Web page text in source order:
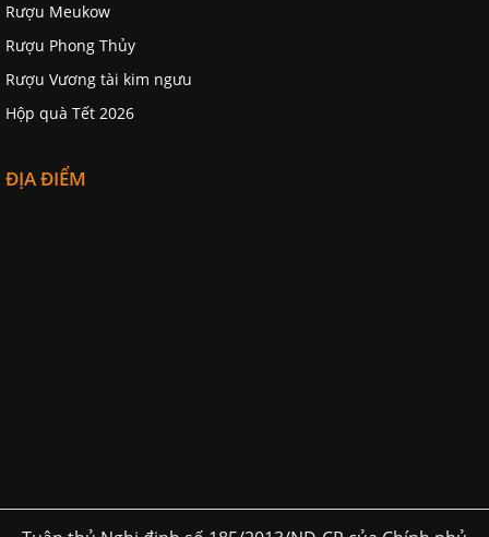
Rượu Meukow
Rượu Phong Thủy
Rượu Vương tài kim ngưu
Hộp quà Tết 2026
ĐỊA ĐIỂM